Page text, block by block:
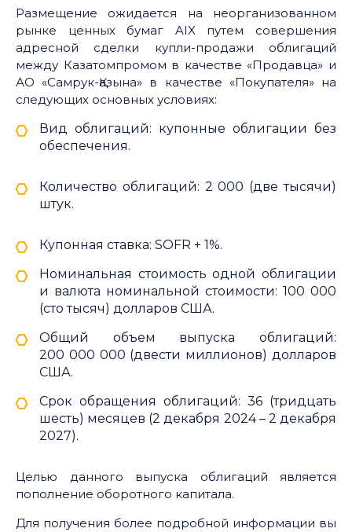
Размещение ожидается на неорганизованном
рынке ценных бумаг AIX путем совершения
адресной сделки купли-продажи облигаций
между Казатомпромом в качестве «Продавца» и
АО «Самрук-Қазына» в качестве «Покупателя» на
следующих основных условиях:
Вид облигаций: купонные облигации без
обеспечения.
Количество облигаций: 2 000 (две тысячи)
штук.
Купонная ставка: SOFR + 1%.
Номинальная стоимость одной облигации
и валюта номинальной стоимости: 100 000
(сто тысяч) долларов США.
Общий объем выпуска облигаций:
200 000 000 (двести миллионов) долларов
США.
Срок обращения облигаций: 36 (тридцать
шесть) месяцев (2 декабря 2024 – 2 декабря
2027).
Целью данного выпуска облигаций является
пополнение оборотного капитала.
Для получения более подробной информации вы